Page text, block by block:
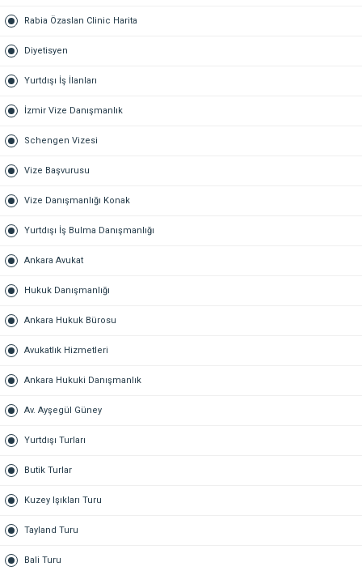
Rabia Özaslan Clinic Harita
Diyetisyen
Yurtdışı İş İlanları
İzmir Vize Danışmanlık
Schengen Vizesi
Vize Başvurusu
Vize Danışmanlığı Konak
Yurtdışı İş Bulma Danışmanlığı
Ankara Avukat
Hukuk Danışmanlığı
Ankara Hukuk Bürosu
Avukatlık Hizmetleri
Ankara Hukuki Danışmanlık
Av. Ayşegül Güney
Yurtdışı Turları
Butik Turlar
Kuzey Işıkları Turu
Tayland Turu
Bali Turu